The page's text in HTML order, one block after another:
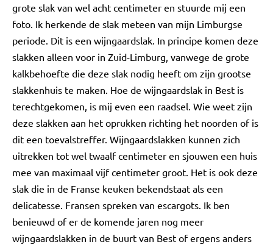
grote slak van wel acht centimeter en stuurde mij een
foto. Ik herkende de slak meteen van mijn Limburgse
periode. Dit is een wijngaardslak. In principe komen deze
slakken alleen voor in Zuid-Limburg, vanwege de grote
kalkbehoefte die deze slak nodig heeft om zijn grootse
slakkenhuis te maken. Hoe de wijngaardslak in Best is
terechtgekomen, is mij even een raadsel. Wie weet zijn
deze slakken aan het oprukken richting het noorden of is
dit een toevalstreffer. Wijngaardslakken kunnen zich
uitrekken tot wel twaalf centimeter en sjouwen een huis
mee van maximaal vijf centimeter groot. Het is ook deze
slak die in de Franse keuken bekendstaat als een
delicatesse. Fransen spreken van escargots. Ik ben
benieuwd of er de komende jaren nog meer
wijngaardslakken in de buurt van Best of ergens anders